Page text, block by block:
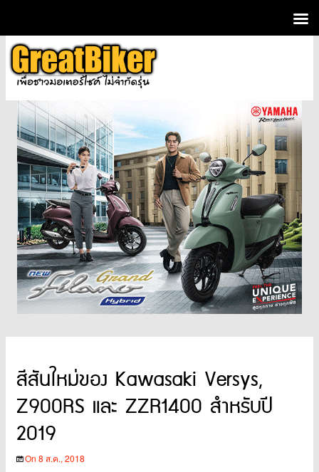
สีสันใหม่ของ Kawasaki Versys,
Z900RS และ ZZR1400 สำหรับปี
2019
On 8 ส.ค., 2018